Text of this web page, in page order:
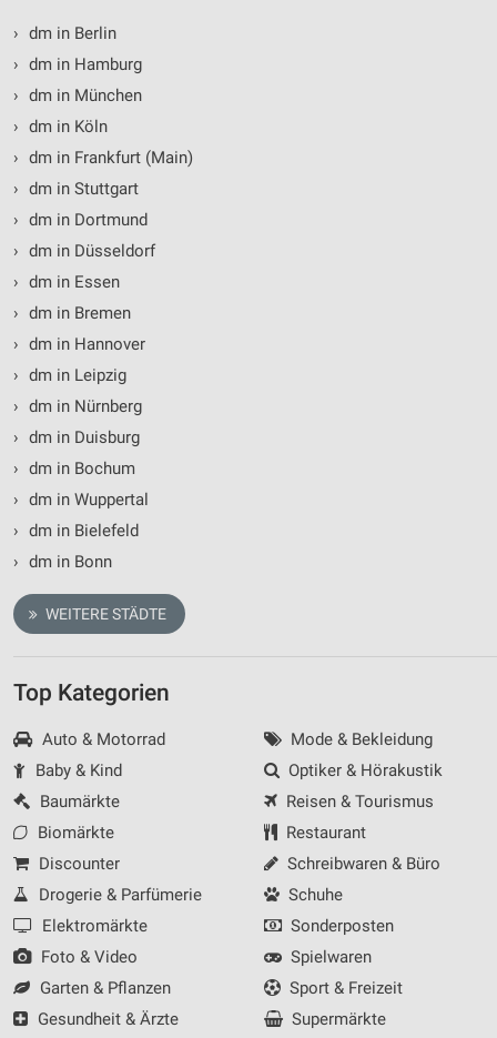
› dm in Berlin
› dm in Hamburg
› dm in München
› dm in Köln
› dm in Frankfurt (Main)
› dm in Stuttgart
› dm in Dortmund
› dm in Düsseldorf
› dm in Essen
› dm in Bremen
› dm in Hannover
› dm in Leipzig
› dm in Nürnberg
› dm in Duisburg
› dm in Bochum
› dm in Wuppertal
› dm in Bielefeld
› dm in Bonn
WEITERE STÄDTE
Top Kategorien
Auto & Motorrad
Baby & Kind
Baumärkte
Biomärkte
Discounter
Drogerie & Parfümerie
Elektromärkte
Foto & Video
Garten & Pflanzen
Gesundheit & Ärzte
Mode & Bekleidung
Optiker & Hörakustik
Reisen & Tourismus
Restaurant
Schreibwaren & Büro
Schuhe
Sonderposten
Spielwaren
Sport & Freizeit
Supermärkte